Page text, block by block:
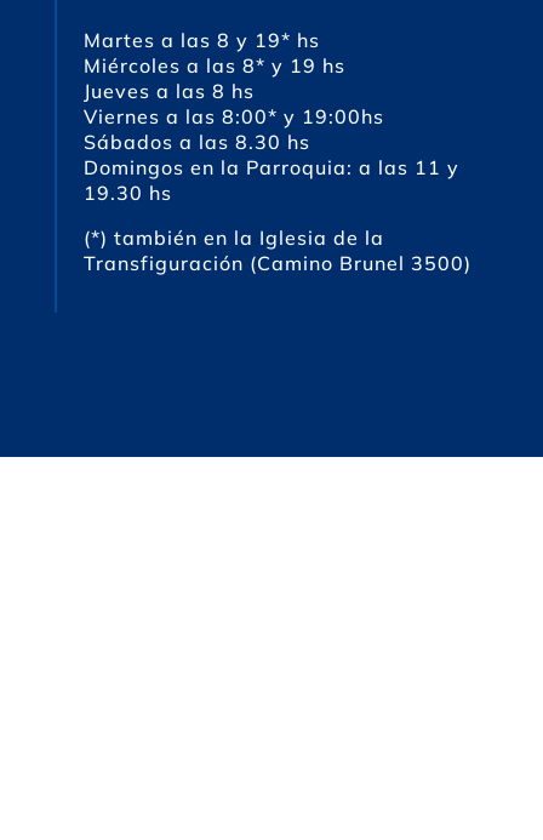
Martes a las 8 y 19* hs
Miércoles a las 8* y 19 hs
Jueves a las 8 hs
Viernes a las 8:00* y 19:00hs
Sábados a las 8.30 hs
Domingos en la Parroquia: a las 11 y
19.30 hs
(*) también en la Iglesia de la
Transfiguración (Camino Brunel 3500)